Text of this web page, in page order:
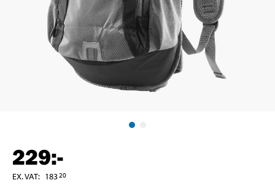
229:-
EX. VAT: 18320